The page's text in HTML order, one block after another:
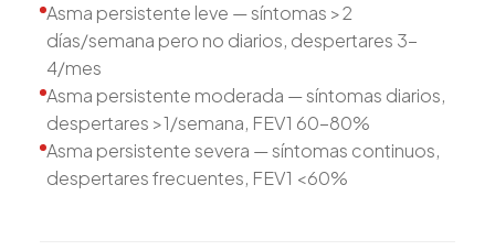
Asma persistente leve — síntomas >2
días/semana pero no diarios, despertares 3-
4/mes
Asma persistente moderada — síntomas diarios,
despertares >1/semana, FEV1 60-80%
Asma persistente severa — síntomas continuos,
despertares frecuentes, FEV1 <60%